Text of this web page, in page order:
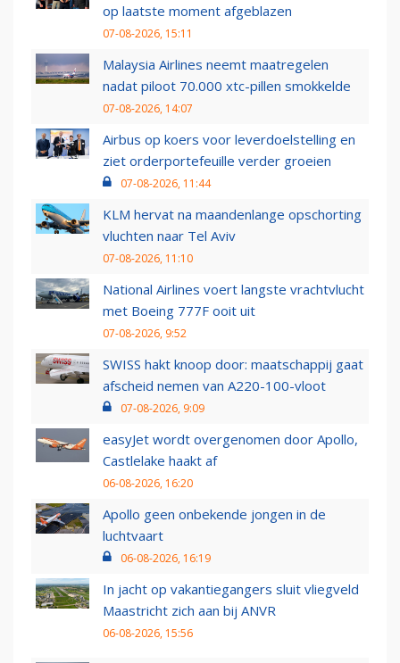
op laatste moment afgeblazen
07-08-2026, 15:11
Malaysia Airlines neemt maatregelen
nadat piloot 70.000 xtc-pillen smokkelde
07-08-2026, 14:07
Airbus op koers voor leverdoelstelling en
ziet orderportefeuille verder groeien
07-08-2026, 11:44
KLM hervat na maandenlange opschorting
vluchten naar Tel Aviv
07-08-2026, 11:10
National Airlines voert langste vrachtvlucht
met Boeing 777F ooit uit
07-08-2026, 9:52
SWISS hakt knoop door: maatschappij gaat
afscheid nemen van A220-100-vloot
07-08-2026, 9:09
easyJet wordt overgenomen door Apollo,
Castlelake haakt af
06-08-2026, 16:20
Apollo geen onbekende jongen in de
luchtvaart
06-08-2026, 16:19
In jacht op vakantiegangers sluit vliegveld
Maastricht zich aan bij ANVR
06-08-2026, 15:56